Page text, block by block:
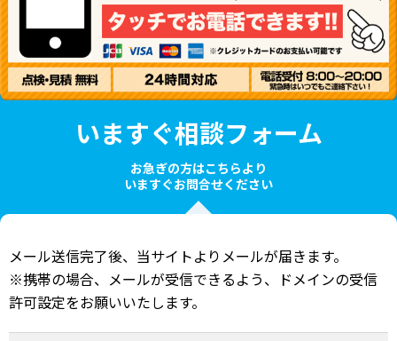
いますぐ相談フォーム
お急ぎの方はこちらより
いますぐお問合せください
メール送信完了後、当サイトよりメールが届きます。
※携帯の場合、メールが受信できるよう、ドメインの受信
許可設定をお願いいたします。